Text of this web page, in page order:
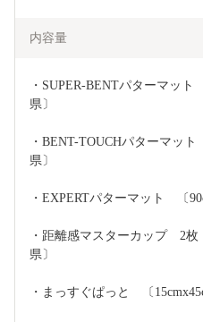
内容量
・SUPER-BENTパターマット
県〕
・BENT-TOUCHパターマッ
県〕
・EXPERTパターマット　〔
・距離感マスターカップ　2
県〕
・まっすぐぱっと　〔